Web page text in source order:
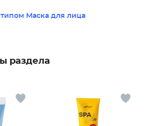
Маска для лица
раздела